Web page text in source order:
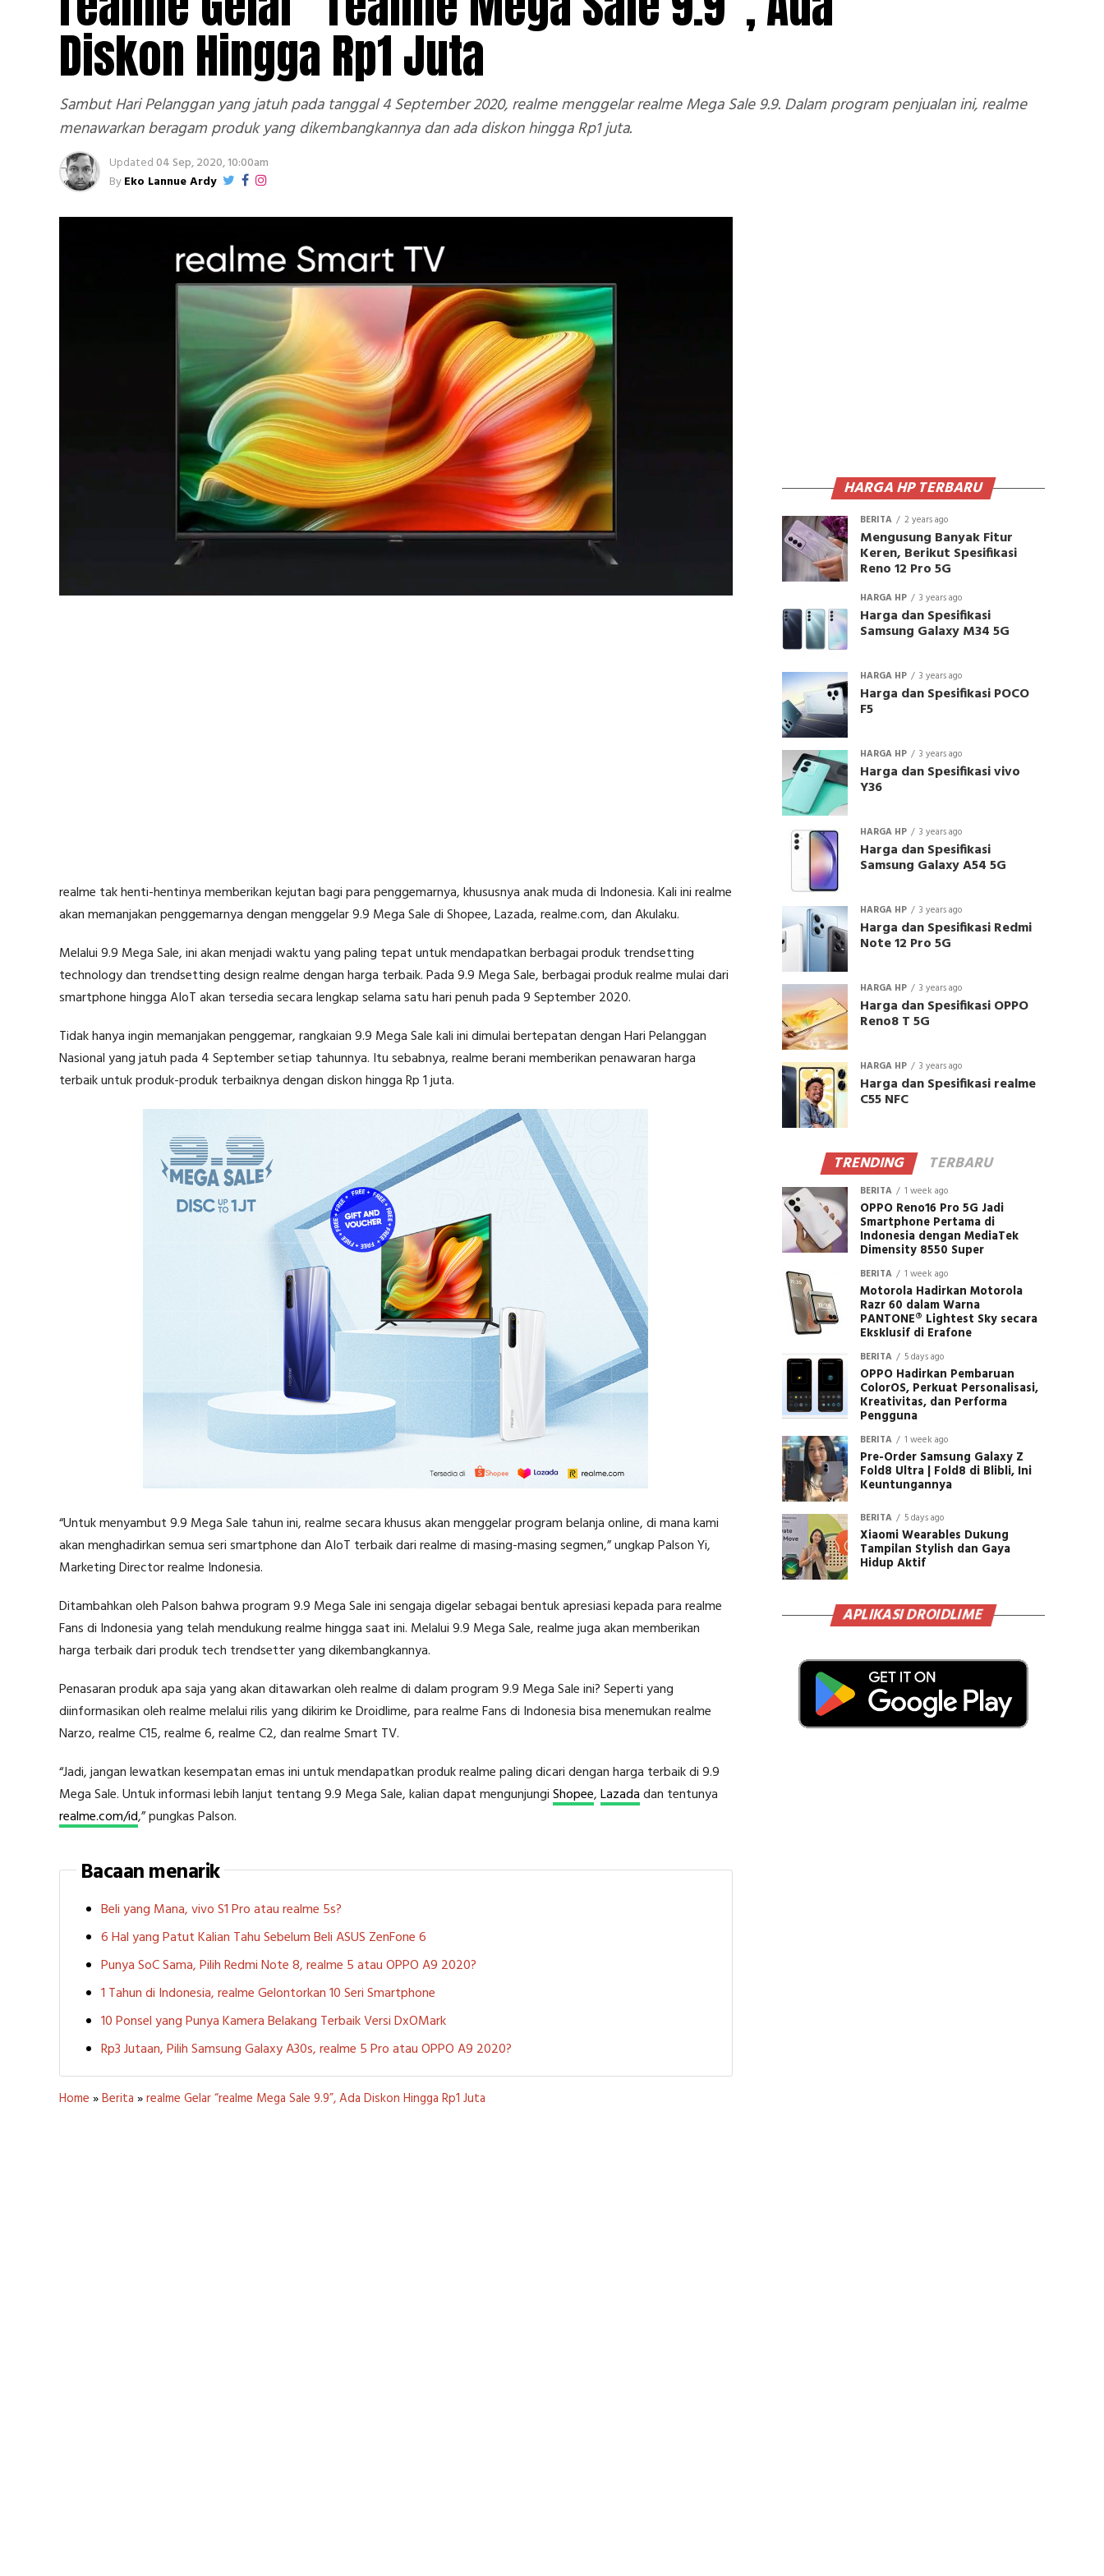
Diskon Hingga Rp1 Juta
Sambut Hari Pelanggan yang jatuh pada tanggal 4 September 2020, realme menggelar realme Mega Sale 9.9. Dalam program penjualan ini, realme
menawarkan beragam produk yang dikembangkannya dan ada diskon hingga Rp1 juta.
Updated04 Sep, 2020, 10:00am
ByEko Lannue Ardy
realme tak henti-hentinya memberikan kejutan bagi para penggemarnya, khususnya anak muda di Indonesia. Kali ini realme
akan memanjakan penggemarnya dengan menggelar 9.9 Mega Sale di Shopee, Lazada, realme.com, dan Akulaku.
Melalui 9.9 Mega Sale, ini akan menjadi waktu yang paling tepat untuk mendapatkan berbagai produk trendsetting
technology dan trendsetting design realme dengan harga terbaik. Pada 9.9 Mega Sale, berbagai produk realme mulai dari
smartphone hingga AIoT akan tersedia secara lengkap selama satu hari penuh pada 9 September 2020.
Tidak hanya ingin memanjakan penggemar, rangkaian 9.9 Mega Sale kali ini dimulai bertepatan dengan Hari Pelanggan
Nasional yang jatuh pada 4 September setiap tahunnya. Itu sebabnya, realme berani memberikan penawaran harga
terbaik untuk produk-produk terbaiknya dengan diskon hingga Rp 1 juta.
“Untuk menyambut 9.9 Mega Sale tahun ini, realme secara khusus akan menggelar program belanja online, di mana kami
akan menghadirkan semua seri smartphone dan AIoT terbaik dari realme di masing-masing segmen,” ungkap Palson Yi,
Marketing Director realme Indonesia.
Ditambahkan oleh Palson bahwa program 9.9 Mega Sale ini sengaja digelar sebagai bentuk apresiasi kepada para realme
Fans di Indonesia yang telah mendukung realme hingga saat ini. Melalui 9.9 Mega Sale, realme juga akan memberikan
harga terbaik dari produk tech trendsetter yang dikembangkannya.
Penasaran produk apa saja yang akan ditawarkan oleh realme di dalam program 9.9 Mega Sale ini? Seperti yang
diinformasikan oleh realme melalui rilis yang dikirim ke Droidlime, para realme Fans di Indonesia bisa menemukan realme
Narzo, realme C15, realme 6, realme C2, dan realme Smart TV.
“Jadi, jangan lewatkan kesempatan emas ini untuk mendapatkan produk realme paling dicari dengan harga terbaik di 9.9
Mega Sale. Untuk informasi lebih lanjut tentang 9.9 Mega Sale, kalian dapat mengunjungiShopee,Lazadadan tentunya
realme.com/id,” pungkas Palson.
Bacaan menarik
Beli yang Mana, vivo S1 Pro atau realme 5s?
6 Hal yang Patut Kalian Tahu Sebelum Beli ASUS ZenFone 6
Punya SoC Sama, Pilih Redmi Note 8, realme 5 atau OPPO A9 2020?
1 Tahun di Indonesia, realme Gelontorkan 10 Seri Smartphone
10 Ponsel yang Punya Kamera Belakang Terbaik Versi DxOMark
Rp3 Jutaan, Pilih Samsung Galaxy A30s, realme 5 Pro atau OPPO A9 2020?
Home »Berita »realme Gelar “realme Mega Sale 9.9”, Ada Diskon Hingga Rp1 Juta
HARGA HP TERBARU
BERITA 2 years ago
Mengusung Banyak Fitur
Keren, Berikut Spesifikasi
Reno 12 Pro 5G
HARGA HP 3 years ago
Harga dan Spesifikasi
Samsung Galaxy M34 5G
HARGA HP 3 years ago
Harga dan Spesifikasi POCO
F5
HARGA HP 3 years ago
Harga dan Spesifikasi vivo
Y36
HARGA HP 3 years ago
Harga dan Spesifikasi
Samsung Galaxy A54 5G
HARGA HP 3 years ago
Harga dan Spesifikasi Redmi
Note 12 Pro 5G
HARGA HP 3 years ago
Harga dan Spesifikasi OPPO
Reno8 T 5G
HARGA HP 3 years ago
Harga dan Spesifikasi realme
C55 NFC
TRENDING TERBARU
BERITA 1 week ago
OPPO Reno16 Pro 5G Jadi
Smartphone Pertama di
Indonesia dengan MediaTek
Dimensity 8550 Super
BERITA 1 week ago
Motorola Hadirkan Motorola
Razr 60 dalam Warna
PANTONE® Lightest Sky secara
Eksklusif di Erafone
BERITA 5 days ago
OPPO Hadirkan Pembaruan
ColorOS, Perkuat Personalisasi,
Kreativitas, dan Performa
Pengguna
BERITA 1 week ago
Pre-Order Samsung Galaxy Z
Fold8 Ultra | Fold8 di Blibli, Ini
Keuntungannya
BERITA 5 days ago
Xiaomi Wearables Dukung
Tampilan Stylish dan Gaya
Hidup Aktif
APLIKASI DROIDLIME